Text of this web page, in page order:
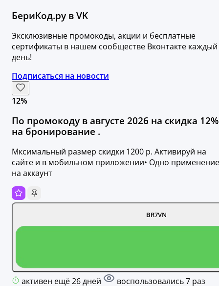
БериКод.ру в VK
Эксклюзивные промокоды, акции и бесплатные
сертификаты в нашем сообществе Вконтакте каждый
день!
Подписаться на новости
12%
По промокоду в августе 2026 на скидка 12%
на бронирование .
Мксимальный размер скидки 1200 р. Активируй на
сайте и в мобильном приложении• Одно применение
на аккаунт
BR7VN
активен ещё 26 дней воспользовались 7 раз